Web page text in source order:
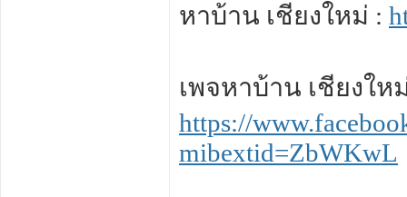
หาบ้าน เชียงใหม่ :
เพจหาบ้าน เชียงให
https://
mibextid=ZbWKwL